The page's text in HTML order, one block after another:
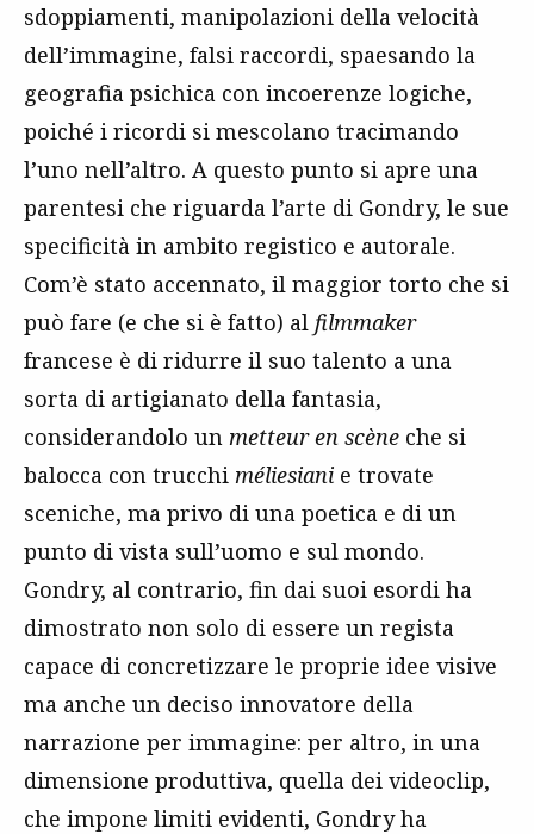
sdoppiamenti, manipolazioni della velocità
dell’immagine, falsi raccordi, spaesando la
geografia psichica con incoerenze logiche,
poiché i ricordi si mescolano tracimando
l’uno nell’altro. A questo punto si apre una
parentesi che riguarda l’arte di Gondry, le sue
specificità in ambito registico e autorale.
Com’è stato accennato, il maggior torto che si
può fare (e che si è fatto) al filmmaker
francese è di ridurre il suo talento a una
sorta di artigianato della fantasia,
considerandolo un metteur en scène che si
balocca con trucchi méliesiani e trovate
sceniche, ma privo di una poetica e di un
punto di vista sull’uomo e sul mondo.
Gondry, al contrario, fin dai suoi esordi ha
dimostrato non solo di essere un regista
capace di concretizzare le proprie idee visive
ma anche un deciso innovatore della
narrazione per immagine: per altro, in una
dimensione produttiva, quella dei videoclip,
che impone limiti evidenti, Gondry ha